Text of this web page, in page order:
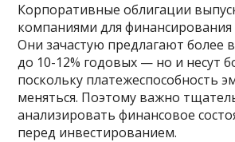
Корпоративные облигации
компаниями для финансирования
Они зачастую предлагают более
до 10-12% годовых — но и несут
поскольку платежеспособность
меняться. Поэтому важно
анализировать финансовое
перед инвестированием.